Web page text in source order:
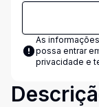
As
possa entrar
privacidade e